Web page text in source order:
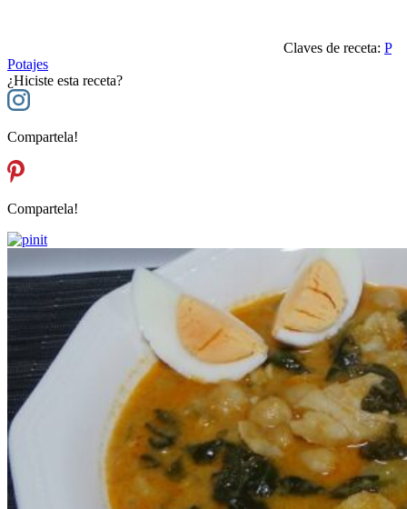
Claves de receta: P
Potajes
¿Hiciste esta receta?
Compartela!
Compartela!